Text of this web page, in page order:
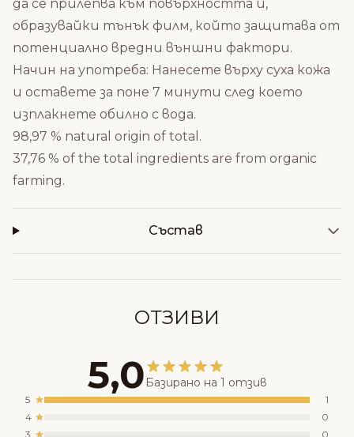
да се прилепва към повърхността й,
образувайки тънък филм, който защитава от
потенциално вредни външни фактори.
Начин на употреба: Нанесете върху суха кожа
и оставете за поне 7 минути след което
изплакнете обилно с вода.
98,97 % natural origin of total.
37,76 % of the total ingredients are from organic
farming.
Състав
ОТЗИВИ
5,0 Базирано на 1 отзив
5
1
4
0
3
0